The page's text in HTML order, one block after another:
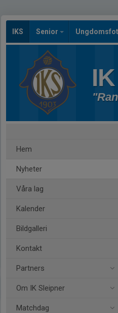
IKS Senior
Hem
Nyheter
Våra lag
Kalender
Bildgalleri
Kontakt
Partners
Om IK Sleipner
Matchdag